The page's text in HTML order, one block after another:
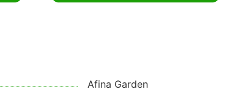
Afina Garden